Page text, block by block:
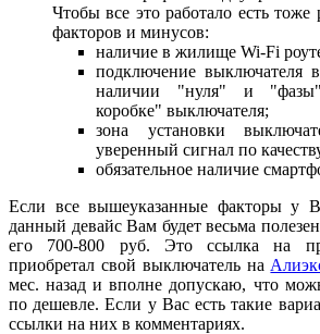
Чтобы все это работало есть
факторов и минусов:
наличие в жилище Wi-Fi
подключение выключателя
наличии "нуля" и
коробке" выключателя;
зона установки
уверенный сигнал по
обязательное наличие
Если все вышеуказанные факторы у
данный девайс Вам будет весьма
его 700-800 руб. Это ссылка на
приобретал свой выключатель на
мес. назад и вполне допускаю, что
по дешевле. Если у Вас есть такие
ссылки на них в комментариях.